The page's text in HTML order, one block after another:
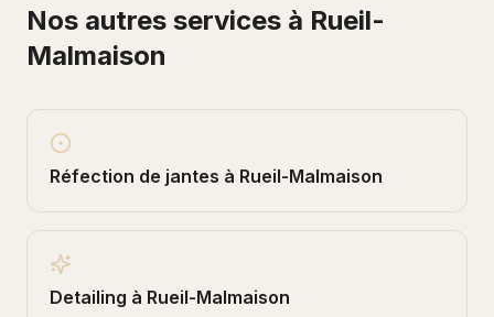
Nos autres services à Rueil-
Malmaison
Réfection de jantes à Rueil-Malmaison
Detailing à Rueil-Malmaison